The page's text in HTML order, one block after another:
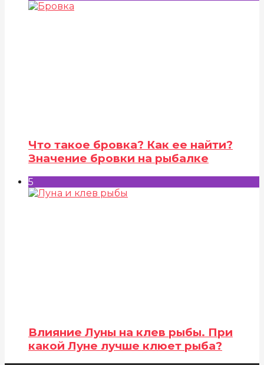
Что такое бровка? Как ее найти?
Значение бровки на рыбалке
5
Влияние Луны на клев рыбы. При
какой Луне лучше клюет рыба?